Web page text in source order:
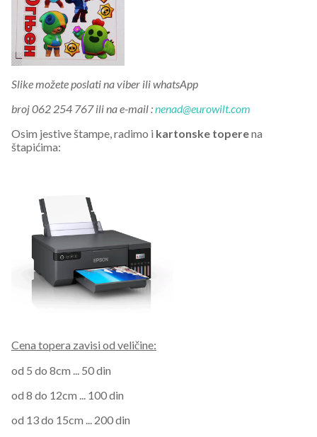
Slike možete poslati na viber ili whatsApp
broj 062 254 767 ili na e-mail :nenad@eurowilt.com
Osim jestive štampe, radimo i kartonske toperena
štapićima:
Cena topera zavisi od veličine:
od 5 do 8cm ... 50 din
od 8 do 12cm ... 100 din
od 13 do 15cm ... 200 din